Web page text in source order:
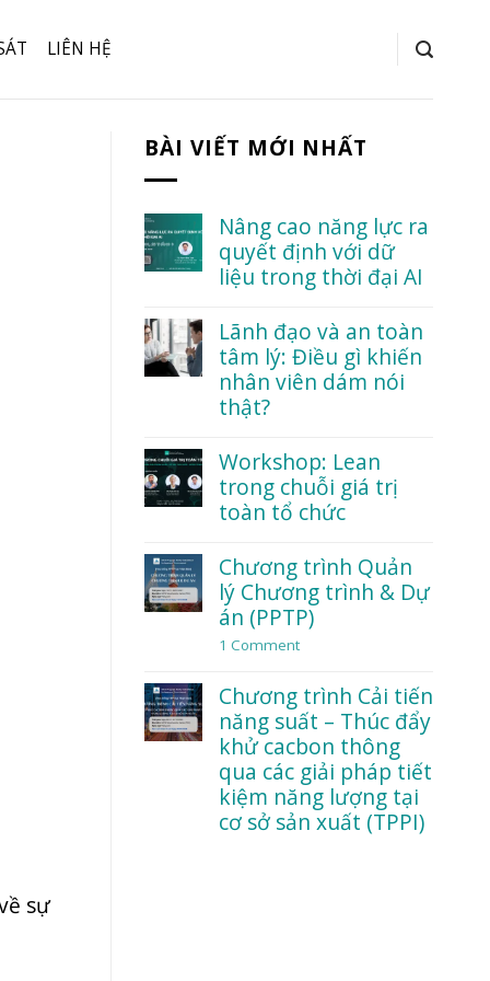
LIÊN HỆ
sự
BÀI VIẾT MỚI NHẤT
Nâng cao năng lực ra
quyết định với dữ
liệu trong thời đại AI
Comments
on
Nâng
cao
năng
lực
định
với
dữ
liệu
đại
AI
Lãnh đạo và an toàn
tâm lý: Điều gì khiến
nhân viên dám nói
thật?
Comments
on
Lãnh
đạo
và
toàn
tâm
lý:
Điều
gì
khiến
dám
nói
thật?
Workshop: Lean
trong chuỗi giá trị
toàn tổ chức
Comments
on
Workshop:
Lean
trong
chuỗi
toàn
tổ
chức
Chương trình Quản
lý Chương trình & Dự
án (PPTP)
1 Comment
Quản
lý
Chương
trình
&
Dự
án
(PPTP)
Chương trình Cải tiến
năng suất – Thúc đẩy
khử cacbon thông
qua các giải pháp tiết
kiệm năng lượng tại
cơ sở sản xuất (TPPI)